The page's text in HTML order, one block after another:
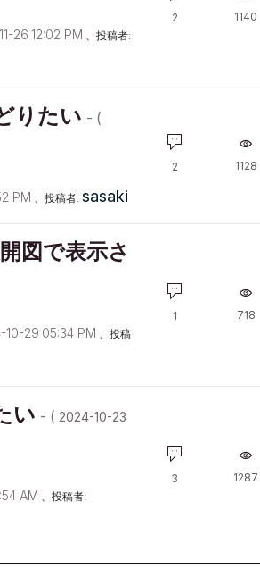
26 12:02 PM 、投稿者:
2 1140
りたい - (
PM 、投稿者: sasaki
2 1128
図で表示さ
10-29 05:34 PM 、投稿
1 718
い - ( ‎2024-10-23
AM 、投稿者:
3 1287